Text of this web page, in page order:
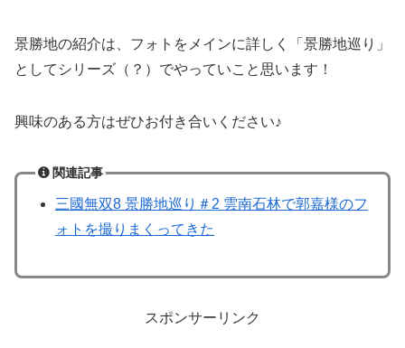
景勝地の紹介は、フォトをメインに詳しく「景勝地巡り」
としてシリーズ（？）でやっていこと思います！
興味のある方はぜひお付き合いください♪
関連記事
三國無双8 景勝地巡り＃2 雲南石林で郭嘉様のフ
ォトを撮りまくってきた
スポンサーリンク